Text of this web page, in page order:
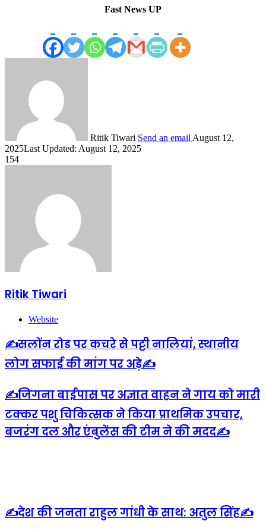
Fast News UP
Ritik Tiwari Send an email August 12,
2025Last Updated: August 12, 2025
154
Ritik Tiwari
Website
✍️सलोंन रोड पर कचरे से पट्टी नालियां, स्थानीय
लोग सफाई की मांग पर अड़े✍️
✍️जिगना बाईपास पर अज्ञात वाहन ने गाय को मारी
टक्कर पशु चिकित्सक ने किया प्राथमिक उपचार,
बजरंग दल और एंबुलेंस की टीम ने की मदद✍️
✍️देश की जनता राहुल गांधी के साथ: अतुल सिंह✍️